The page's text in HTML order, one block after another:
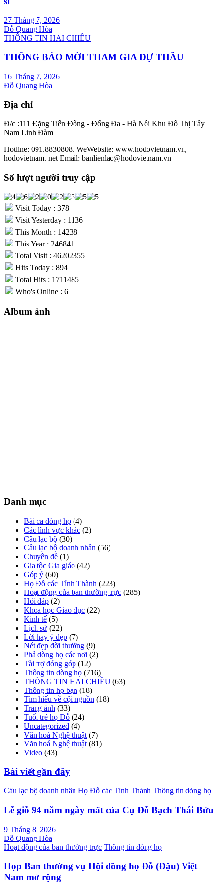
27 Tháng 7, 2026
Đỗ Quang Hòa
THÔNG TIN HAI CHIỀU
THÔNG BÁO MỜI THAM GIA DỰ THẦU
16 Tháng 7, 2026
Đỗ Quang Hòa
Địa chỉ
Đ/c :111 Đặng Tiến Đông - Đống Đa - Hà Nôi Khu Đô Thị Tây
Nam Linh Đàm
Hotline: 091.8830808. WeWebsite: www.hodovietnam.vn,
hodovietnam. net Email: banlienlac@hodovietnam.vn
Số lượt người truy cập
Visit Today : 378
Visit Yesterday : 1136
This Month : 14238
This Year : 246841
Total Visit : 46202355
Hits Today : 894
Total Hits : 1711485
Who's Online : 6
Album ảnh
Danh mục
Bài ca dòng họ (4)
Các lĩnh vực khác (2)
Câu lạc bộ (30)
Câu lạc bộ doanh nhân (56)
Chuyên đề (1)
Gia tộc Gia giáo (42)
Góp ý (60)
Họ Đỗ các Tỉnh Thành (223)
Hoạt động của ban thường trực (285)
Hỏi đáp (2)
Khoa học Giao dục (22)
Kinh tế (5)
Lịch sử (22)
Lời hay ý đẹp (7)
Nét đẹp đời thường (9)
Phả dòng họ các nơi (2)
Tài trợ đóng góp (12)
Thông tin dòng họ (716)
THÔNG TIN HAI CHIỀU (63)
Thông tin họ bạn (18)
Tìm hiểu về cội nguồn (18)
Trang ảnh (33)
Tuổi trẻ họ Đỗ (24)
Uncategorized (4)
Văn hoá Nghệ thuật (7)
Văn hoá Nghệ thuật (81)
Video (43)
Bài viết gần đây
Câu lạc bộ doanh nhân Họ Đỗ các Tỉnh Thành Thông tin dòng họ
Lễ giỗ 94 năm ngày mất của Cụ Đỗ Bạch Thái Bửu
9 Tháng 8, 2026
Đỗ Quang Hòa
Hoạt động của ban thường trực Thông tin dòng họ
Họp Ban thường vụ Hội đồng họ Đỗ (Đậu) Việt
Nam mở rộng